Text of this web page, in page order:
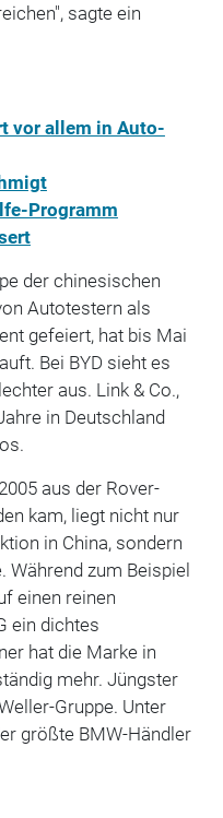
sagte ein
vor allem in Auto-
Programm
der chinesischen
Autotestern als
gefeiert, hat bis Mai
Bei BYD sieht es
aus. Link & Co.,
in Deutschland
aus der Rover-
kam, liegt nicht nur
in China, sondern
Während zum Beispiel
einen reinen
ein dichtes
hat die Marke in
mehr. Jüngster
Gruppe. Unter
größte BMW-Händler